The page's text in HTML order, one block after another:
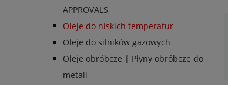
APPROVALS
Oleje do niskich temperatur
Oleje do silników gazowych
Oleje obróbcze | Płyny obróbcze do
metali